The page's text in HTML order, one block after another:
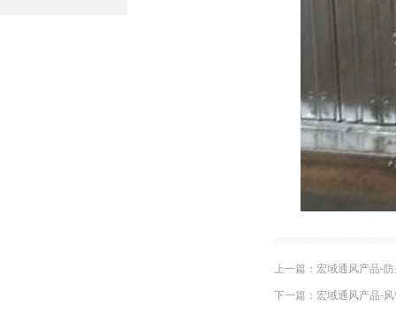
上一篇：​ 宏域通风产品-
下一篇：​ 宏域通风产品-